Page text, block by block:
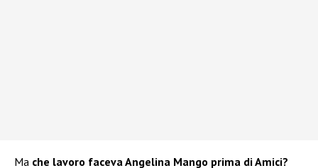
Ma che lavoro faceva Angelina Mango prima di Amici?